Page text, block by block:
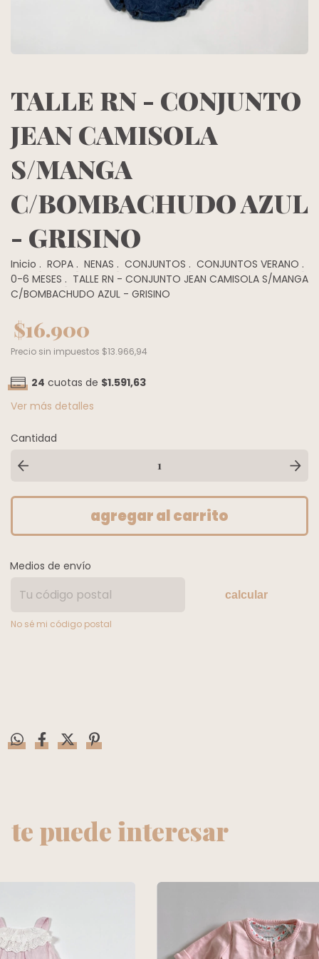
TALLE RN - CONJUNTO
JEAN CAMISOLA
S/MANGA
C/BOMBACHUDO AZUL
- GRISINO
Inicio . ROPA . NENAS . CONJUNTOS . CONJUNTOS VERANO .
0-6 MESES . TALLE RN - CONJUNTO JEAN CAMISOLA S/MANGA
C/BOMBACHUDO AZUL - GRISINO
$16.900
Precio sin impuestos $13.966,94
24 cuotas de $1.591,63
Ver más detalles
Cantidad
Medios de envío
calcular
No sé mi código postal
te puede interesar